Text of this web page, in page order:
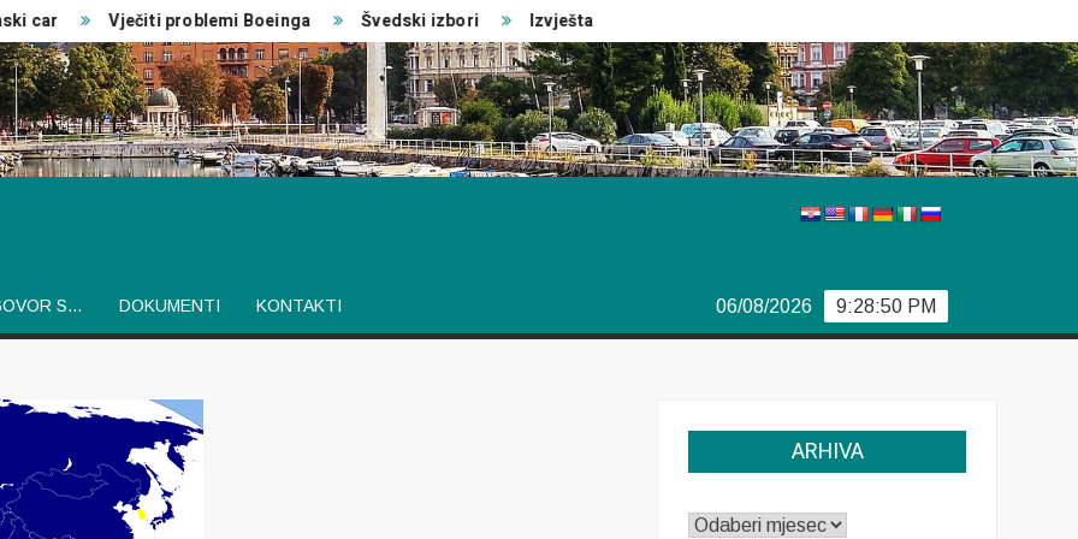
Vječiti problemi Boeinga Švedski izbori Izvještaj Europola
S… DOKUMENTI KONTAKTI 9:28:51 PM
06/08/2026
ARHIVA
ARHIVA